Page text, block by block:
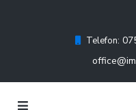
Telefon: